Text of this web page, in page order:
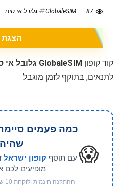
87 GlobaleSIM גלובל אי סים
הצגת
קוד קופון GlobaleSIM גלובל אי סים
לתנאים, בתוקף לזמן מוגבל
😱
כמה פעמים
שהיה
עם תוסף קופון ישראל
מופיעים לכם
ההתקנה חינמית ולוקחת 10 שניות · Google Chrome במחשב